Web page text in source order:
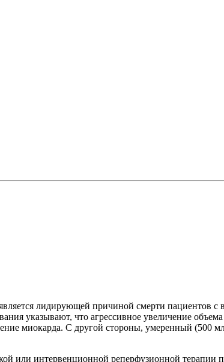
лидирующей причиной смерти
указывают, что агрессивное увеличение
миокарда. С другой стороны, умеренный (500
или интервенционной реперфузионной терапии